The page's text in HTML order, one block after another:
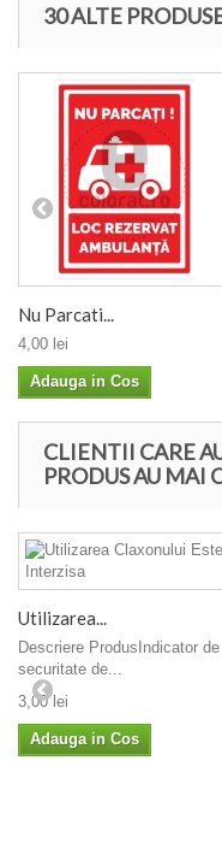
30 ALTE
Nu Parcati...
4,00 lei
Adauga in Cos
CLIENTII CARE
PRODUS AU MAI
Utilizarea...
Descriere ProdusIndicator de
securitate de...
3,00 lei
Adauga in Cos